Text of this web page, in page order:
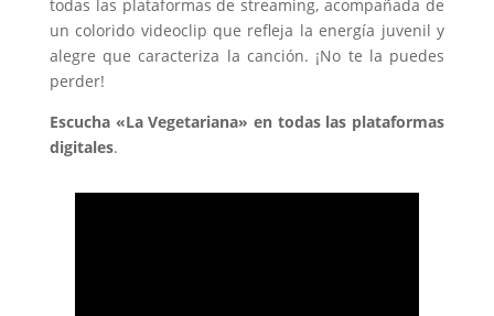
todas las plataformas de streaming, acompañada de
un colorido videoclip que refleja la energía juvenil y
alegre que caracteriza la canción. ¡No te la puedes
perder!
Escucha «La Vegetariana» en todas las plataformas
digitales.